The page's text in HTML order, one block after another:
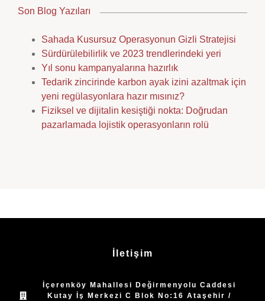
Son Blog Yazıları
Sahada Kusursuz Operasyonun Gizli Stratejisi
Sürdürülebilirlik ve 2023 trendlerindeki yeri
Yıl sonu kampanyalarına hazırlık
Tedarik zincirinde karbon ayak izini azaltmak için
yeni regülasyonlara hazır mısınız?
Fiziksel ve dijitalin kesiştiği nokta: Doğrudan
pazarlamada lojistik operasyonların rolü
İletişim
İçerenköy Mahallesi Değirmenyolu Caddesi
Kutay İş Merkezi C Blok No:16 Ataşehir /